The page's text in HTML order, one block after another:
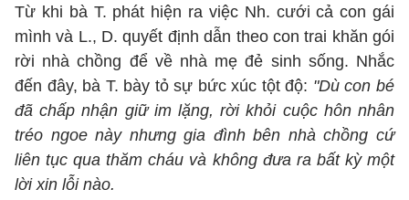
Từ khi bà T. phát hiện ra việc Nh. cưới cả con gái
mình và L., D. quyết định dẫn theo con trai khăn gói
rời nhà chồng để về nhà mẹ đẻ sinh sống. Nhắc
đến đây, bà T. bày tỏ sự bức xúc tột độ: "Dù con bé
đã chấp nhận giữ im lặng, rời khỏi cuộc hôn nhân
tréo ngoe này nhưng gia đình bên nhà chồng cứ
liên tục qua thăm cháu và không đưa ra bất kỳ một
lời xin lỗi nào.